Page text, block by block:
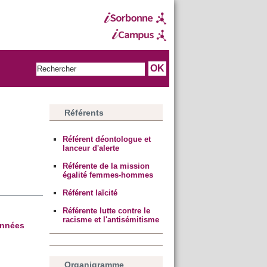
Référents
Référent déontologue et
lanceur d'alerte
Référente de la mission
égalité femmes-hommes
Référent laïcité
Référente lutte contre le
racisme et l'antisémitisme
Organigramme